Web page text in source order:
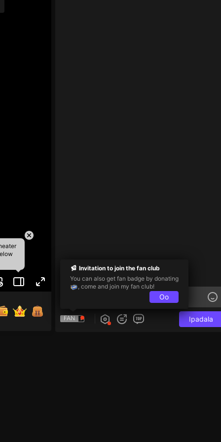
FAN Ipadala
Invitation to join the fan club
You can also get fan badge by donating
, come and join my fan club!
Oo